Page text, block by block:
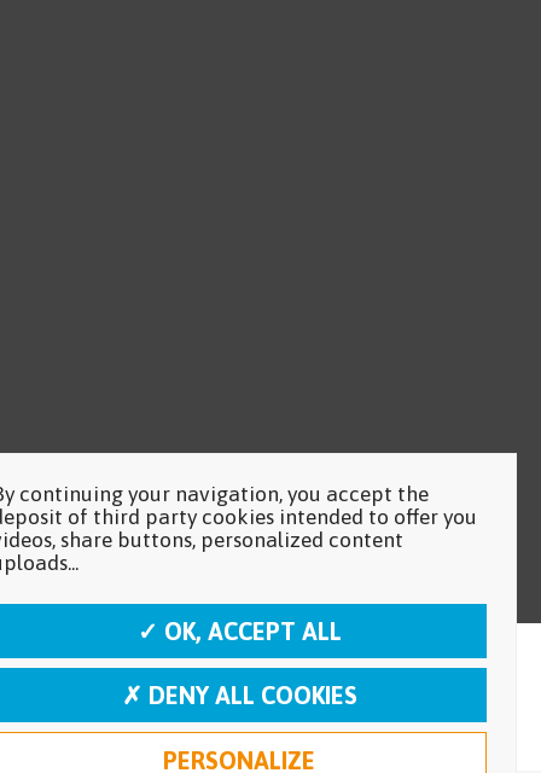
continuing your navigation, you accept the
of third party cookies intended to offer you
share buttons, personalized content
✓ OK, ACCEPT ALL
✗ DENY ALL COOKIES
PERSONALIZE